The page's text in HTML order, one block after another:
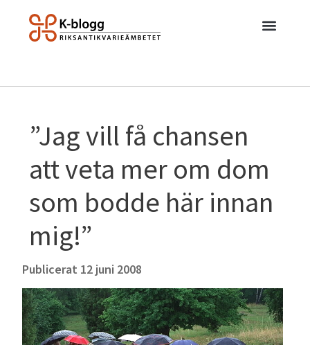
”Jag vill få chansen
att veta mer om dom
som bodde här innan
mig!”
Publicerat 12 juni 2008